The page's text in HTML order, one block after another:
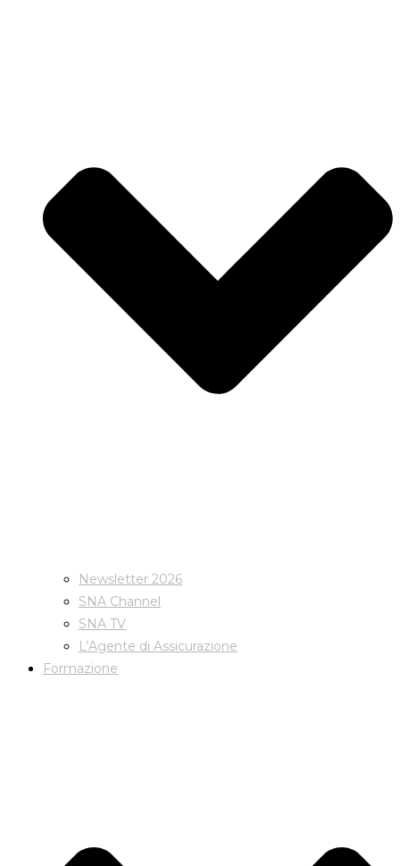
Newsletter 2026
SNA Channel
SNA TV
L’Agente di Assicurazione
Formazione